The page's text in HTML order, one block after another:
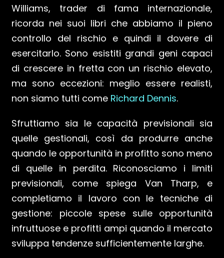
Williams, trader di fama internazionale,
ricorda nei suoi libri che abbiamo il pieno
controllo del rischio e quindi il dovere di
esercitarlo. Sono esistiti grandi geni capaci
di crescere in fretta con un rischio elevato,
ma sono eccezioni: meglio essere realisti,
non siamo tutti come Richard Dennis.
Sfruttiamo sia le capacità previsionali sia
quelle gestionali, così da produrre anche
quando le opportunità in profitto sono meno
di quelle in perdita. Riconosciamo i limiti
previsionali, come spiega Van Tharp, e
completiamo il lavoro con le tecniche di
gestione: piccole spese sulle opportunità
infruttuose e profitti ampi quando il mercato
sviluppa tendenze sufficientemente larghe.